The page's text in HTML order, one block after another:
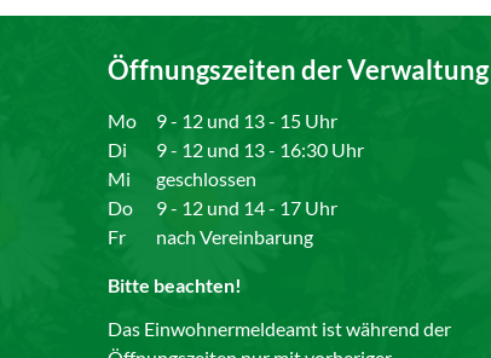
Öffnungszeiten der Verwaltung
Mo
9 - 12 und 13 - 15 Uhr
Di
9 - 12 und 13 - 16:30 Uhr
Mi
geschlossen
Do
9 - 12 und 14 - 17 Uhr
Fr
nach Vereinbarung
Bitte beachten!
Das Einwohnermeldeamt ist während der